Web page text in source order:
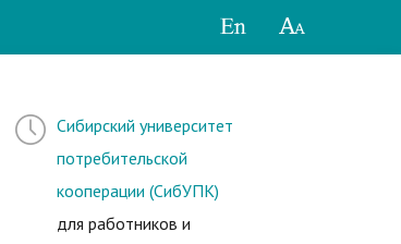
Сибирский университет
потребительской
кооперации (СибУПК)
для работников и